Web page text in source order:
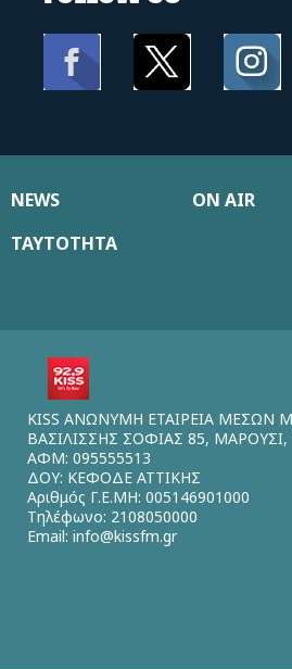
NEWS ON AIR
ΤΑΥΤΟΤΗΤΑ
KISS ΑΝΩΝΥΜΗ ΕΤΑΙΡΕΙΑ ΜΕΣΩΝ
ΒΑΣΙΛΙΣΣΗΣ ΣΟΦΙΑΣ 85, ΜΑΡΟΥΣΙ,
ΑΦΜ: 095555513
ΔΟΥ: ΚΕΦΟΔΕ ΑΤΤΙΚΗΣ
Αριθμός Γ.Ε.ΜΗ: 005146901000
Τηλέφωνο: 2108050000
Email: info@kissfm.gr